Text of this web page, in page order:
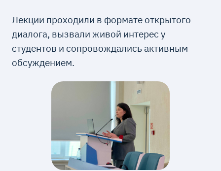
Лекции проходили в формате открытого
диалога, вызвали живой интерес у
студентов и сопровождались активным
обсуждением.